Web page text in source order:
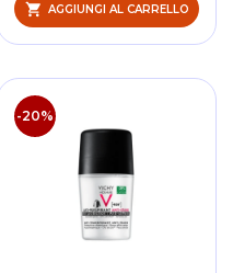
AGGIUNGI AL CARRELLO
-20%